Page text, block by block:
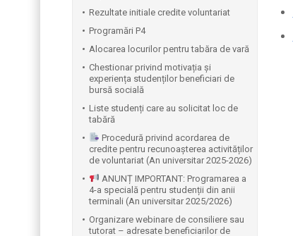
Rezultate initiale credite voluntariat
Programări P4
Alocarea locurilor pentru tabăra de vară
Chestionar privind motivația și
experiența studenților beneficiari de
bursă socială
Liste studenți care au solicitat loc de
tabără
Procedură privind acordarea de
credite pentru recunoașterea activităților
de voluntariat (An universitar 2025-2026)
ANUNȚ IMPORTANT: Programarea a
4-a specială pentru studenții din anii
terminali (An universitar 2025/2026)
Organizare webinare de consiliere sau
tutorat – adresate beneficiarilor de